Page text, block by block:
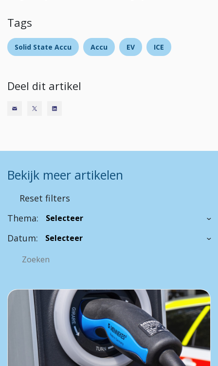
Tags
Solid State Accu Accu EV ICE
Deel dit artikel
Bekijk meer artikelen
Reset filters
Thema:
Datum: